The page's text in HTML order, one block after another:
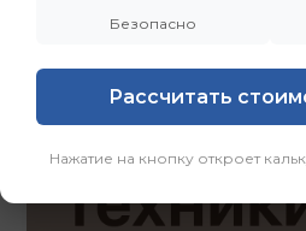
Безопасно
Рассчитать
Нажатие на кнопку откроет